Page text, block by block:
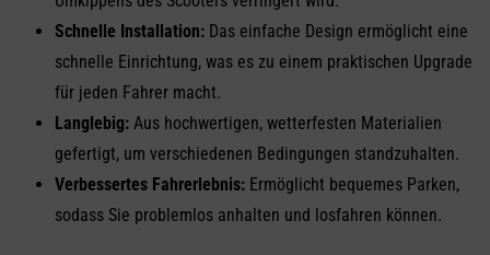
Schnelle Installation: Das einfache Design ermöglicht eine
schnelle Einrichtung, was es zu einem praktischen Upgrade
für jeden Fahrer macht.
Langlebig: Aus hochwertigen, wetterfesten Materialien
gefertigt, um verschiedenen Bedingungen standzuhalten.
Verbessertes Fahrerlebnis: Ermöglicht bequemes Parken,
sodass Sie problemlos anhalten und losfahren können.